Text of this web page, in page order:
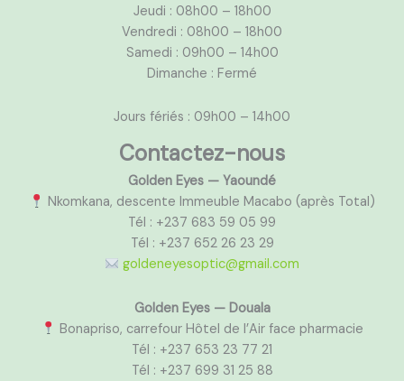
Jeudi : 08h00 – 18h00
Vendredi : 08h00 – 18h00
Samedi : 09h00 – 14h00
Dimanche : Fermé
Jours fériés : 09h00 – 14h00
Contactez-nous
Golden Eyes — Yaoundé
Nkomkana, descente Immeuble Macabo (après Total)
Tél : +237 683 59 05 99
Tél : +237 652 26 23 29
goldeneyesoptic@gmail.com
Golden Eyes — Douala
Bonapriso, carrefour Hôtel de l’Air face pharmacie
Tél : +237 653 23 77 21
Tél : +237 699 31 25 88